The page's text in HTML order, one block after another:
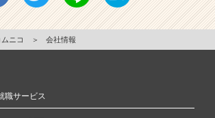
ニコ ＞ 会社情報
職サービス